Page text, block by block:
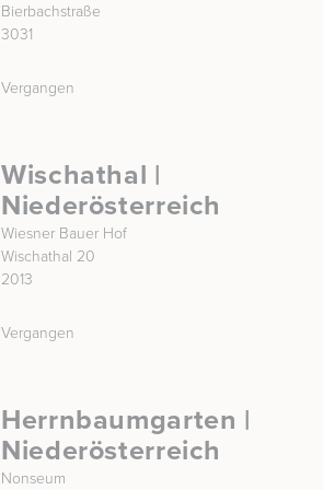
Bierbachstraße
3031
Vergangen
Wischathal |
Niederösterreich
Wiesner Bauer Hof
Wischathal 20
2013
Vergangen
Herrnbaumgarten |
Niederösterreich
Nonseum